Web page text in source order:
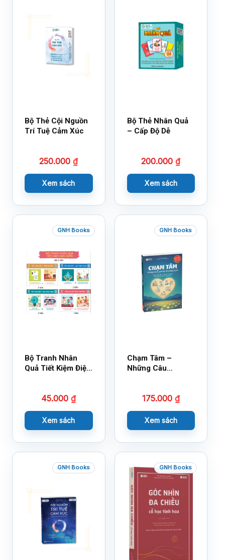
Bộ Thẻ Cội Nguồn
Trí Tuệ Cảm Xúc
250.000₫
Xem sách
Bộ Thẻ Nhân Quả
– Cấp Độ Dễ
200.000₫
Xem sách
GNH Books
Bộ Tranh Nhân
Quả Tiết Kiệm Điện
45.000₫
Xem sách
GNH Books
Chạm Tâm –
Những Câu
175.000 ₫
Xem sách
GNH Books GNH Books